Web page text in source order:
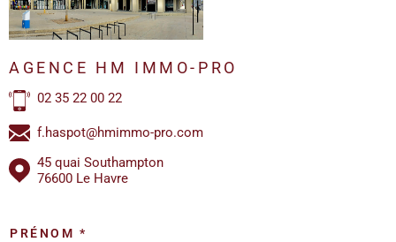
AGENCE HM IMMO-PRO
02 35 22 00 22
f.haspot@hmimmo-pro.com
45 quai Southampton
76600 Le Havre
PRÉNOM *